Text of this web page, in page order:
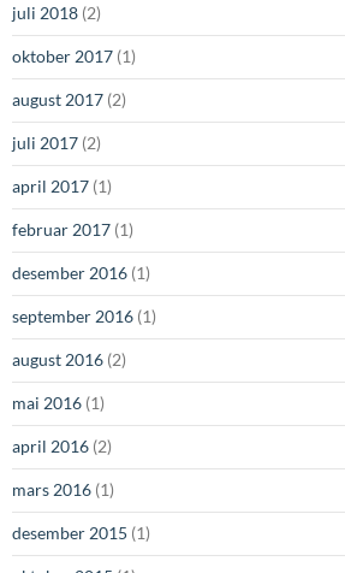
juli 2018 (2)
oktober 2017 (1)
august 2017 (2)
juli 2017 (2)
april 2017 (1)
februar 2017 (1)
desember 2016 (1)
september 2016 (1)
august 2016 (2)
mai 2016 (1)
april 2016 (2)
mars 2016 (1)
desember 2015 (1)